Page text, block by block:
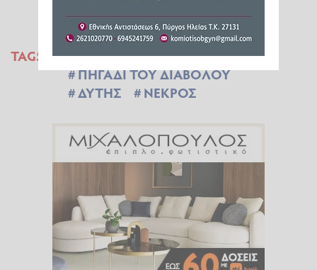
TAGS:
ΒΟΥΛΙΑΓΜΕΝΗ
ΠΗΓΑΔΙ ΤΟΥ ΔΙΑΒΟΛΟΥ
ΔΥΤΗΣ
ΝΕΚΡΟΣ